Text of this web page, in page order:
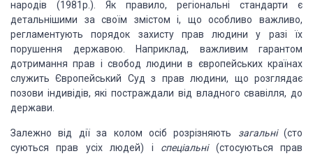
народів (1981p .). Як правило, регіональ­ні стандарти є
детальнішими за своїм змістом і, що особли­во важливо,
регламентують порядок захисту прав людиниу разі їх
порушення державою.
Наприклад, важливим га­рантом
дотримання прав і свобод людини в європейськихкраїнах
служить Європейський Суд з прав людини, що роз­глядає
позови індивідів, які постраждали від владногосвавілля, до
держави.
Залежно від дії за колом осіб розрізняють загальні (сто­
суються прав усіх людей) і спеціальні (стосуються прав